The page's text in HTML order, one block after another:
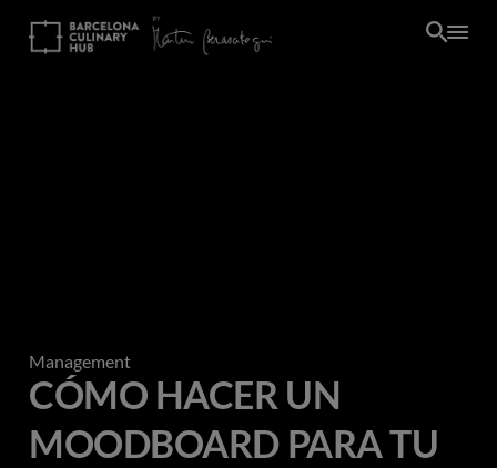
Management
CÓMO HACER UN
MOODBOARD PARA TU